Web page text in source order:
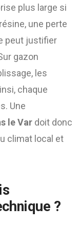
plus large si
une perte
peut justifier
gazon
les
chaque
Une
le Var doit donc
climat local et
?